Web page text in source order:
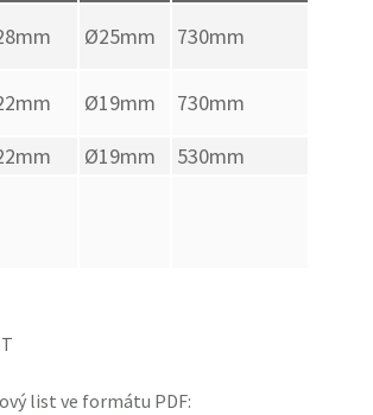
Ø25mm
730mm
Ø19mm
730mm
Ø19mm
530mm
list ve formátu PDF: